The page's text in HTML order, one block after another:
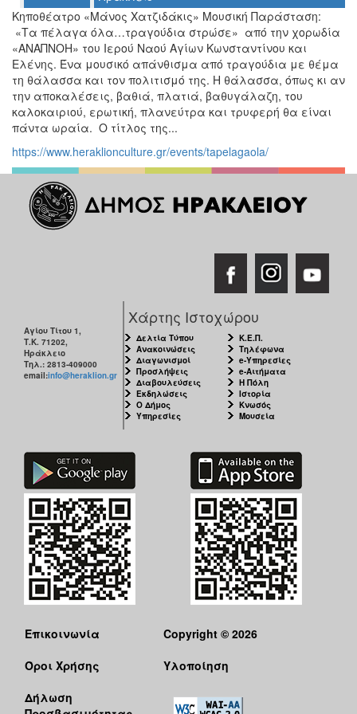
ΤΟΠΟΣ
ΜΑΣ
ΔΗΜΟΣ
ΠΟΛΙΤΙΣΜΟΣ
ΑΝΘΕΚΤΙΚΗ
ΠΟΛΗ
Κηποθέατρο «Μάνος Χατζιδάκις» Μουσική Παράσταση:
«Τα πέλαγα όλα…τραγούδια στρώσε» από την χορωδία
«ΑΝΑΠΝΟΗ» του Ιερού Ναού Αγίων Κωνσταντίνου και
Ελένης. Ένα μουσικό απάνθισμα από τραγούδια με θέμα
τη θάλασσα και τον πολιτισμό της. Η θάλασσα, όπως κι αν
την αποκαλέσεις, βαθιά, πλατιά, βαθυγάλαζη, του
καλοκαιριού, ερωτική, πλανεύτρα και τρυφερή θα είναι
πάντα ωραία. Ο τίτλος της...
https://www.heraklionculture.gr/events/tapelagaola/
Αγίου Τίτου 1,
Τ.Κ. 71202,
Ηράκλειο
Τηλ.: 2813-409000
email:info@heraklion.gr
Χάρτης Ιστοχώρου
Δελτία Τύπου
Ανακοινώσεις
Διαγωνισμοί
Προσλήψεις
Διαβουλεύσεις
Εκδηλώσεις
Ο Δήμος
Υπηρεσίες
Κ.Ε.Π.
Τηλέφωνα
e-Υπηρεσίες
e-Αιτήματα
Η Πόλη
Ιστορία
Κνωσός
Μουσεία
Επικοινωνία
Όροι Χρήσης
Δήλωση
Copyright © 2026
Υλοποίηση